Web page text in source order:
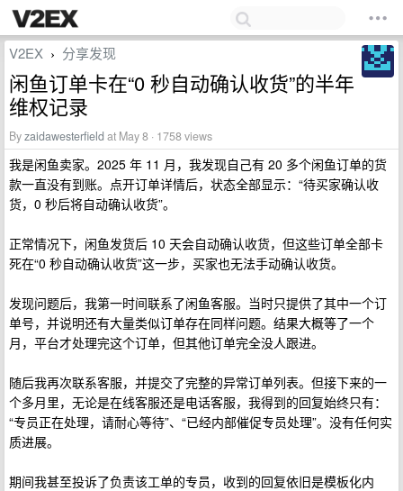
V2EX › 分享发现
闲鱼订单卡在“0 秒自动确认收货”的半年
维权记录
Byzaidawesterfield at May 8 · 1758 views
我是闲鱼卖家。2025 年 11 月，我发现自己有 20 多个闲鱼订单的货
款一直没有到账。点开订单详情后，状态全部显示：“待买家确认收
货，0 秒后将自动确认收货”。
正常情况下，闲鱼发货后 10 天会自动确认收货，但这些订单全部卡
死在“0 秒自动确认收货”这一步，买家也无法手动确认收货。
发现问题后，我第一时间联系了闲鱼客服。当时只提供了其中一个订
单号，并说明还有大量类似订单存在同样问题。结果大概等了一个
月，平台才处理完这个订单，但其他订单完全没人跟进。
随后我再次联系客服，并提交了完整的异常订单列表。但接下来的一
个多月里，无论是在线客服还是电话客服，我得到的回复始终只有：
“专员正在处理，请耐心等待”、“已经内部催促专员处理”。没有任何实
质进展。
期间我甚至投诉了负责该工单的专员，收到的回复依旧是模板化内